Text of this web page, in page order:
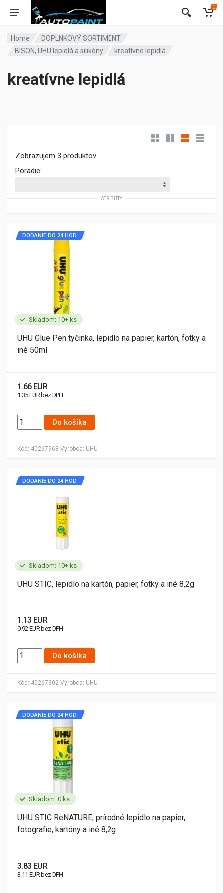
0
Home
DOPLNKOVÝ SORTIMENT
BISON, UHU lepidlá a silikóny
kreatívne lepidlá
kreatívne lepidlá
Zobrazujem 3 produktov
Poradie:
ATRIBÚTY
Skladom: 10+ ks
Kód: 40267968 Výrobca: UHU
DODANIE DO 24 HOD.
UHU Glue Pen tyčinka, lepidlo na papier, kartón, fotky a
iné 50ml
1.66 EUR
1.35 EUR bez DPH
Do košíka
Skladom: 10+ ks
Kód: 40267302 Výrobca: UHU
DODANIE DO 24 HOD.
UHU STIC, lepidlo na kartón, papier, fotky a iné 8,2g
1.13 EUR
0.92 EUR bez DPH
Do košíka
Skladom: 0 ks
DODANIE DO 24 HOD.
UHU STIC ReNATURE, prírodné lepidlo na papier,
fotografie, kartóny a iné 8,2g
3.83 EUR
3.11 EUR bez DPH